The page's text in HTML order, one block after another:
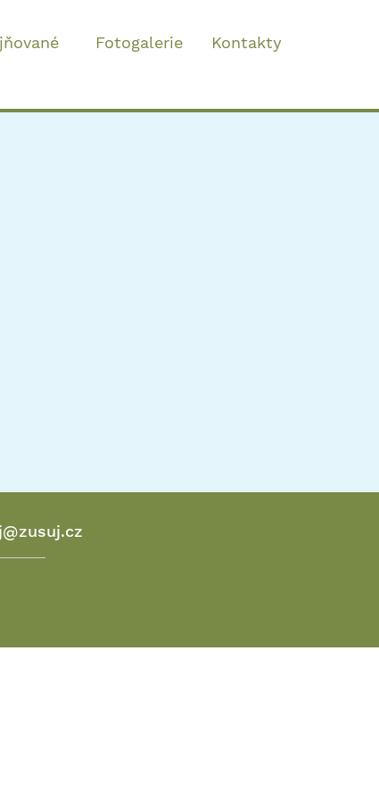
Fotogalerie Kontakty